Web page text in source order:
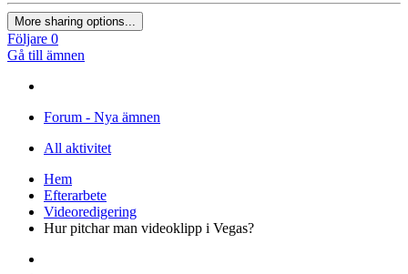
More sharing options...
Följare 0
Gå till ämnen
Forum - Nya ämnen
All aktivitet
Hem
Efterarbete
Videoredigering
Hur pitchar man videoklipp i Vegas?